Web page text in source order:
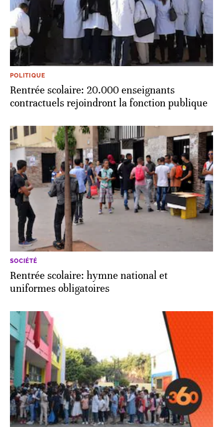
POLITIQUE
Rentrée scolaire: 20.000 enseignants
contractuels rejoindront la fonction publique
SOCIÉTÉ
Rentrée scolaire: hymne national et
uniformes obligatoires